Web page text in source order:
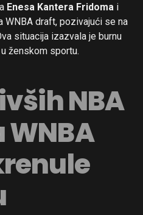
Enesa Kantera Fridoma i
WNBA draft, pozivajući se na
situacija izazvala je burnu
ženskom sportu.
NBA